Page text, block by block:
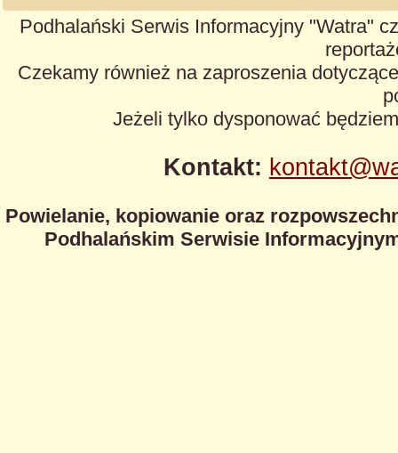
Podhalański Serwis Informacyjny "Watra"
Czekamy również na zaproszenia
Jeżeli tylko dysponować
Kontakt:
Powielanie, kopiowanie oraz
Podhalańskim Serwisie